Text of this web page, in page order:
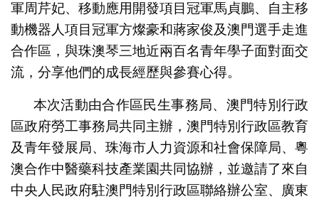
賽經歷和體會
軍周芹妃、移動應用開發項目冠軍馬貞鵬、自主移
動機器人項目冠軍方燦豪和蔣家俊及澳門選手走進
合作區，與珠澳琴三地近兩百名青年學子面對面交
流，分享他們的成長經歷與參賽心得。
本次活動由合作區民生事務局、澳門特別行政
區政府勞工事務局共同主辦，澳門特別行政區教育
及青年發展局、珠海市人力資源和社會保障局、粵
澳合作中醫藥科技產業園共同協辦，並邀請了來自
中央人民政府駐澳門特別行政區聯絡辦公室、廣東